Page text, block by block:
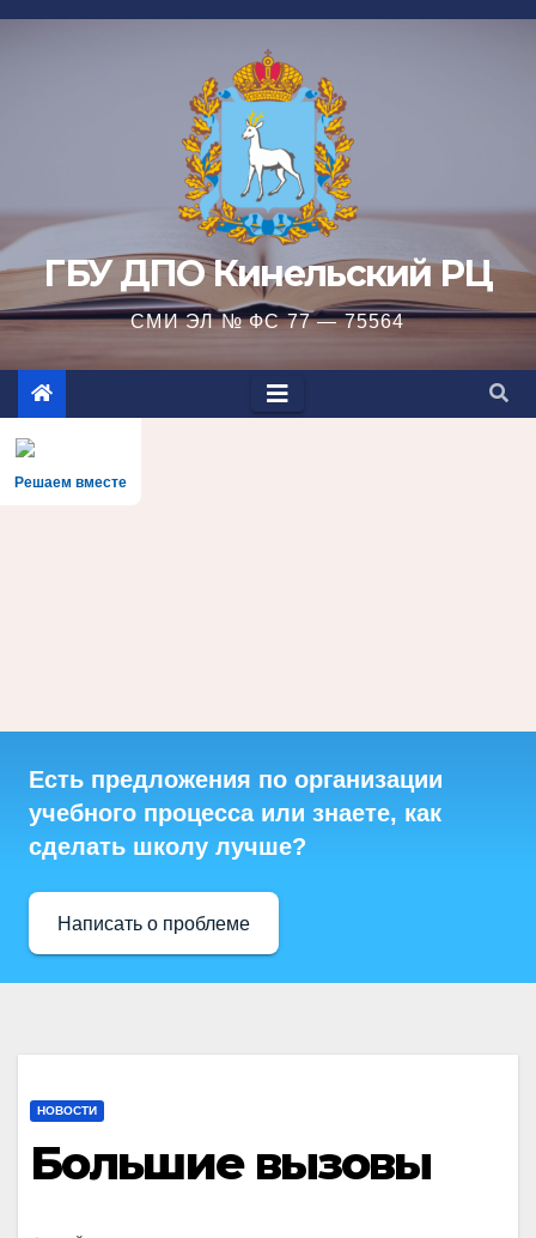
Перейти
ГБУ ДПО Кинельский РЦ
СМИ ЭЛ № ФС 77 — 75564
Решаем вместе
Есть предложения по организации
учебного процесса или знаете, как
сделать школу лучше?
Написать о проблеме
НОВОСТИ
Большие вызовы